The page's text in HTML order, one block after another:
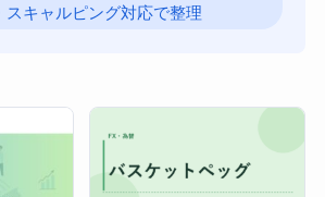
スキャルピング対応で整理